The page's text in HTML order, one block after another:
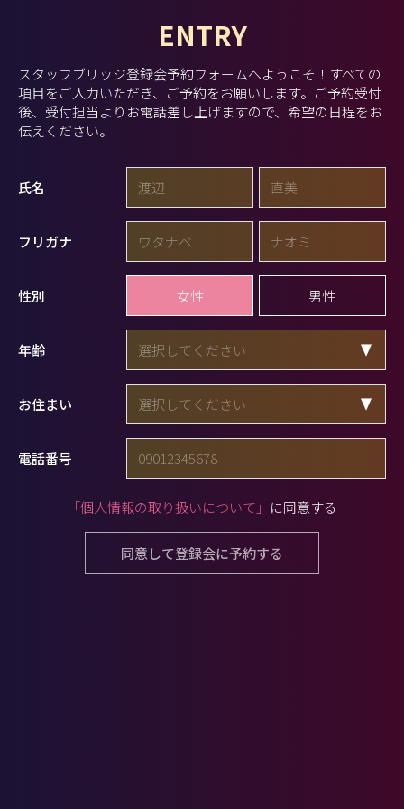
ENTRY
スタッフブリッジ登録会予約フォームへようこそ！ すべての
項目をご入力いただき、ご予約をお願いします。 ご予約受付
後、受付担当よりお電話差し上げますので、希望の日程をお
伝えください。
氏名
フリガナ
性別 女性 男性
年齢
お住まい
電話番号
「個人情報の取り扱いについて」 に同意する
同意して登録会に予約する